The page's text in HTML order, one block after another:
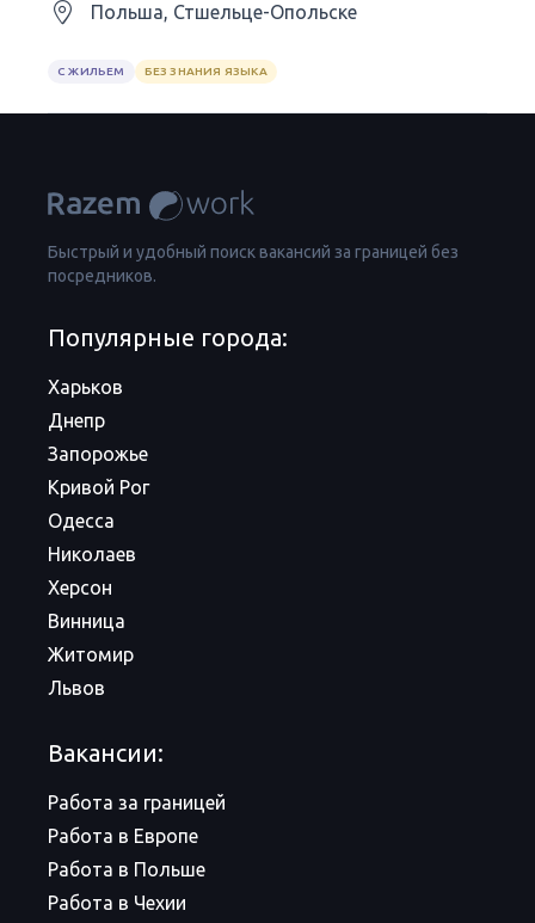
Польша, Стшельце-Опольске
С ЖИЛЬЕМ БЕЗ ЗНАНИЯ ЯЗЫКА
Быстрый и удобный поиск вакансий за границей без
посредников.
Популярные города:
Харьков
Днепр
Запорожье
Кривой Рог
Одесса
Николаев
Херсон
Винница
Житомир
Львов
Вакансии:
Работа за границей
Работа в Европе
Работа в Польше
Работа в Чехии